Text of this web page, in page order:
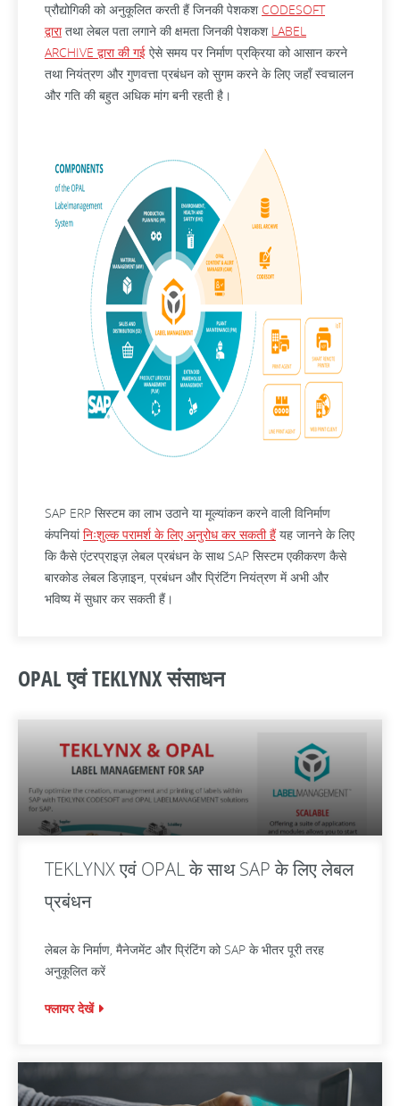
प्रौद्योगिकी को अनुकूलित करती हैं जिनकी पेशकश CODESOFT
द्वारातथा लेबल पता लगाने की क्षमता जिनकी पेशकश LABEL
ARCHIVE द्वारा की गई ऐसे समय पर निर्माण प्रक्रिया को आसान करने
तथा नियंत्रण और गुणवत्ता प्रबंधन को सुगम करने के लिए जहाँ स्वचालन
और गति की बहुत अधिक मांग बनी रहती है।
SAP ERP सिस्टम का लाभ उठाने या मूल्यांकन करने वाली विनिर्माण
कंपनियांनिःशुल्क परामर्श के लिए अनुरोध कर सकती हैंयह जानने के लिए
कि कैसे एंटरप्राइज़ लेबल प्रबंधन के साथ SAP सिस्टम एकीकरण कैसे
बारकोड लेबल डिज़ाइन, प्रबंधन और प्रिंटिंग नियंत्रण में अभी और
भविष्य में सुधार कर सकती हैं।
OPAL एवं TEKLYNX संसाधन
TEKLYNX एवं OPAL के साथ SAP के लिए लेबल
प्रबंधन
लेबल के निर्माण, मैनेजमेंट और प्रिंटिंग को SAP के भीतर पूरी तरह
अनुकूलित करें
फ्लायर देखें